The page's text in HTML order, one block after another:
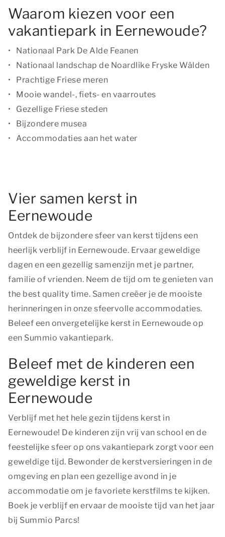
Waarom kiezen voor een
vakantiepark in Eernewoude?
Nationaal Park De Alde Feanen
Nationaal landschap de Noardlike Fryske Wâlden
Prachtige Friese meren
Mooie wandel-, fiets- en vaarroutes
Gezellige Friese steden
Bijzondere musea
Accommodaties aan het water
Vier samen kerst in
Eernewoude
Ontdek de bijzondere sfeer van kerst tijdens een
heerlijk verblijf in Eernewoude. Ervaar geweldige
dagen en een gezellig samenzijn met je partner,
familie of vrienden. Neem de tijd om te genieten van
the best quality time. Samen creëer je de mooiste
herinneringen in onze sfeervolle accommodaties.
Beleef een onvergetelijke kerst in Eernewoude op
een Summio vakantiepark.
Beleef met de kinderen een
geweldige kerst in
Eernewoude
Verblijf met het hele gezin tijdens kerst in
Eernewoude! De kinderen zijn vrij van school en de
feestelijke sfeer op ons vakantiepark zorgt voor een
geweldige tijd. Bewonder de kerstversieringen in de
omgeving en plan een gezellige avond in je
accommodatie om je favoriete kerstfilms te kijken.
Boek je verblijf en ervaar de mooiste tijd van het jaar
bij Summio Parcs!